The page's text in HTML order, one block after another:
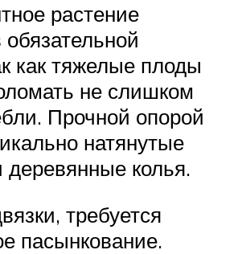
растение
как тяжелые плоды
не слишком
Прочной опорой
натянутые
деревянные колья.
требуется
пасынкование.